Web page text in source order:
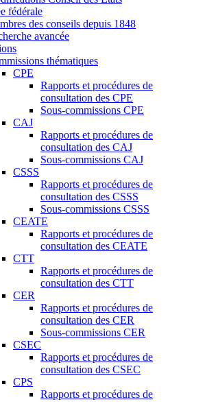
fédérale
des conseils depuis 1848
avancée
thématiques
CPE
Rapports et procédures de
consultation des CPE
Sous-commissions CPE
CAJ
Rapports et procédures de
consultation des CAJ
Sous-commissions CAJ
CSSS
Rapports et procédures de
consultation des CSSS
Sous-commissions CSSS
CEATE
Rapports et procédures de
consultation des CEATE
CTT
Rapports et procédures de
consultation des CTT
CER
Rapports et procédures de
consultation des CER
Sous-commissions CER
CSEC
Rapports et procédures de
consultation des CSEC
CPS
Rapports et procédures de